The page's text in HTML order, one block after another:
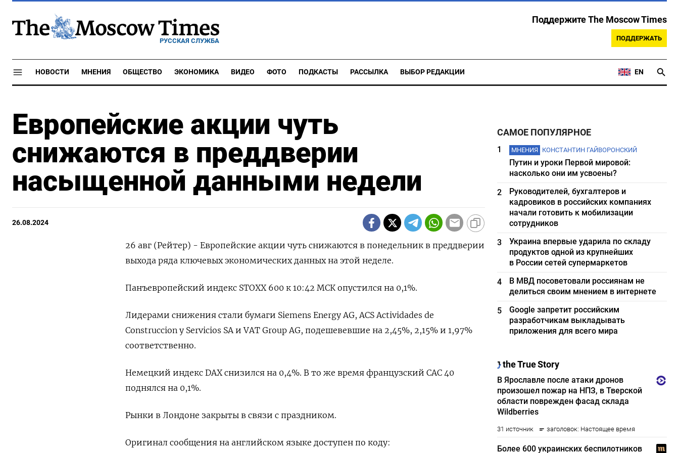
РУССКАЯ СЛУЖБА
Поддержите The Moscow Times
ПОДДЕРЖАТЬ
НОВОСТИ МНЕНИЯ ОБЩЕСТВО ЭКОНОМИКА ВИДЕО ФОТО ПОДКАСТЫ РАССЫЛКА ВЫБОР РЕДАКЦИИ EN
Европейские акции чуть
снижаются в преддверии
насыщенной данными недели
26.08.2024
26 авг (Рейтер) - Европейские акции чуть снижаются в понедельник в преддверии
выхода ряда ключевых экономических данных на этой неделе.
Панъевропейский индекс STOXX 600 к 10:42 МСК опустился на 0,1%.
Лидерами снижения стали бумаги Siemens Energy AG, ACS Actividades de
Construccion y Servicios SA и VAT Group AG, подешевевшие на 2,45%, 2,15% и 1,97%
соответственно.
Немецкий индекс DAX снизился на 0,4%. В то же время французский CAC 40
поднялся на 0,1%.
Рынки в Лондоне закрыты в связи с праздником.
Оригинал сообщения на английском языке доступен по коду:
САМОЕ ПОПУЛЯРНОЕ
1 МНЕНИЯ КОНСТАНТИН ГАЙВОРОНСКИЙ
Путин и уроки Первой мировой:
насколько они им усвоены?
2
Руководителей, бухгалтеров и
кадровиков в российских компаниях
начали готовить к мобилизации
сотрудников
3
Украина впервые ударила по складу
продуктов одной из крупнейших
в России сетей супермаркетов
4
В МВД посоветовали россиянам не
делиться своим мнением в интернете
5
Google запретит российским
разработчикам выкладывать
приложения для всего мира